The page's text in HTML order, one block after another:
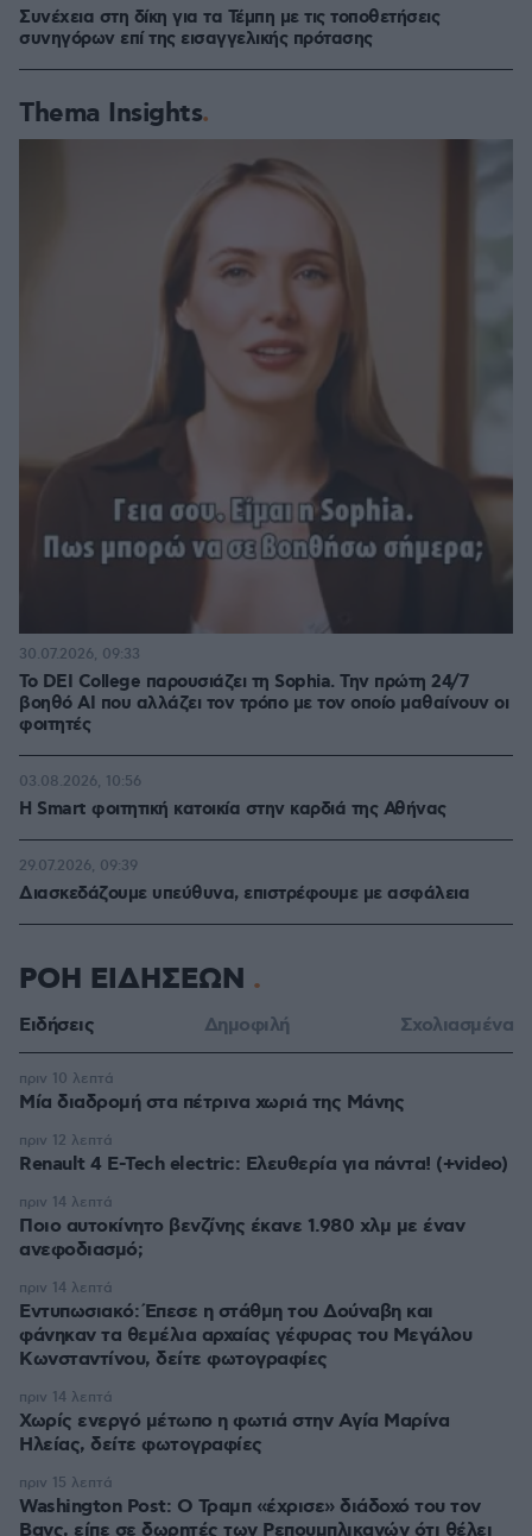
Συνέχεια στη δίκη για τα Τέμπη με τις τοποθετήσεις
συνηγόρων επί της εισαγγελικής πρότασης
Thema Insights
Το DEI College παρουσιάζει τη Sophia. Την πρώτη 24/7
βοηθό AI που αλλάζει τον τρόπο με τον οποίο μαθαίνουν οι
φοιτητές
30.07.2026, 09:33
Η Smart φοιτητική κατοικία στην καρδιά της Αθήνας
03.08.2026, 10:56
Διασκεδάζουμε υπεύθυνα, επιστρέφουμε με ασφάλεια
29.07.2026, 09:39
ΡΟΗ ΕΙΔΗΣΕΩΝ
Ειδήσεις Δημοφιλή Σχολιασμένα
Μία διαδρομή στα πέτρινα χωριά της Μάνης
πριν 10 λεπτά
Renault 4 E-Tech electric: Ελευθερία για πάντα! (+video)
πριν 12 λεπτά
Ποιο αυτοκίνητο βενζίνης έκανε 1.980 χλμ με έναν
ανεφοδιασμό;
πριν 14 λεπτά
Εντυπωσιακό: Έπεσε η στάθμη του Δούναβη και
φάνηκαν τα θεμέλια αρχαίας γέφυρας του Μεγάλου
Κωνσταντίνου, δείτε φωτογραφίες
πριν 14 λεπτά
Χωρίς ενεργό μέτωπο η φωτιά στην Aγία Μαρίνα
Ηλείας, δείτε φωτογραφίες
πριν 14 λεπτά
Washington Post: Ο Τραμπ «έχρισε» διάδοχό του τον
Βανς, είπε σε δωρητές των Ρεπουμπλικανών ότι θέλει
πριν 15 λεπτά